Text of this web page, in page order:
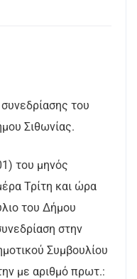
του
Σιθωνίας.
του μηνός
Τρίτη και ώρα
του Δήμου
στην
Συμβουλίου
με αριθμό πρωτ.: